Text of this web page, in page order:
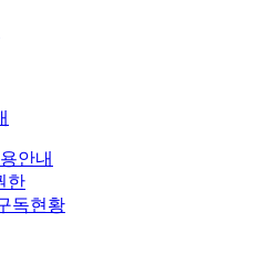
안내
한
독현황